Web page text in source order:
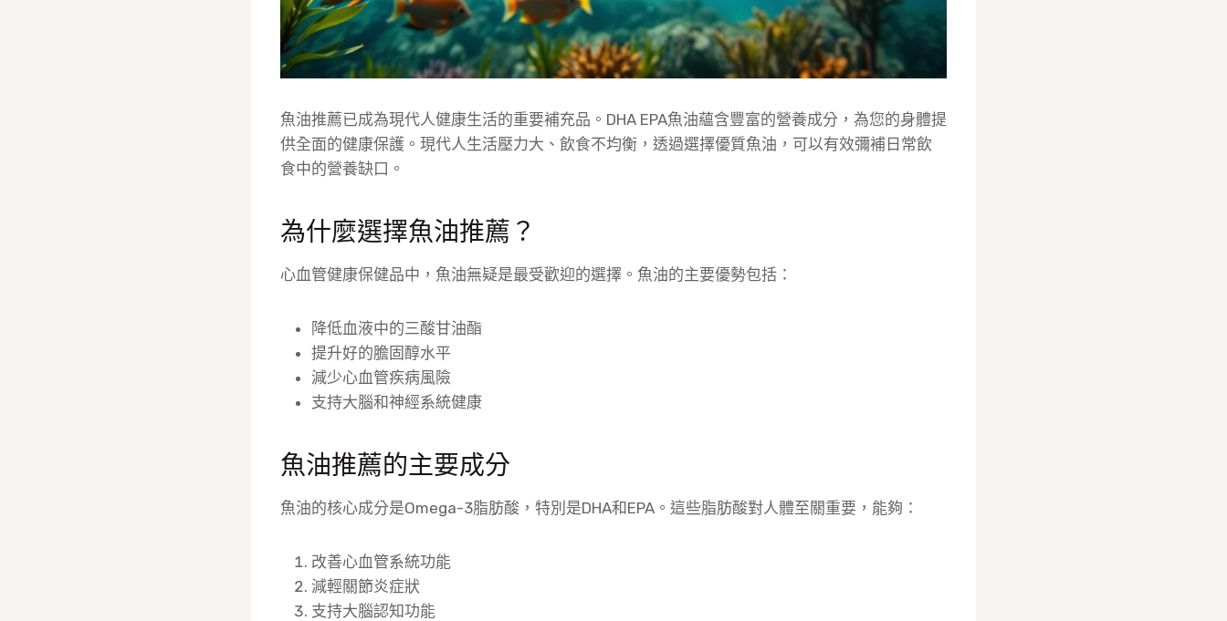
魚油推薦已成為現代人健康生活的重要補充品。DHA EPA魚油蘊含豐富的營養成分，為您的身體提
供全面的健康保護。現代人生活壓力大、飲食不均衡，透過選擇優質魚油，可以有效彌補日常飲
食中的營養缺口。
為什麼選擇魚油推薦？
心血管健康保健品中，魚油無疑是最受歡迎的選擇。魚油的主要優勢包括：
降低血液中的三酸甘油酯
提升好的膽固醇水平
減少心血管疾病風險
支持大腦和神經系統健康
魚油推薦的主要成分
魚油的核心成分是Omega-3脂肪酸，特別是DHA和EPA。這些脂肪酸對人體至關重要，能夠：
改善心血管系統功能
減輕關節炎症狀
支持大腦認知功能